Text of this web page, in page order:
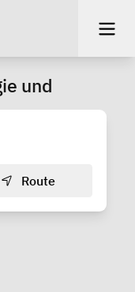
und
Route